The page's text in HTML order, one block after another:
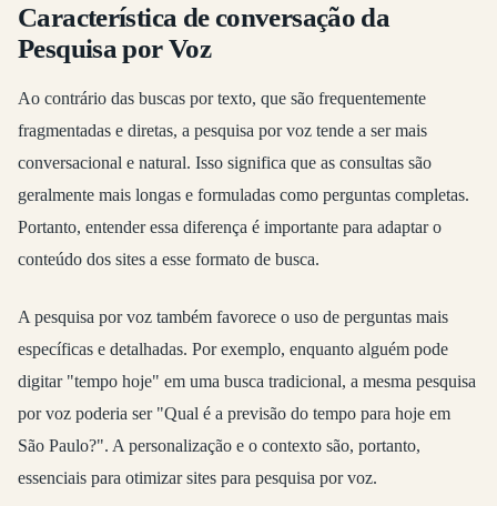
Característica de conversação da
Pesquisa por Voz
Ao contrário das buscas por texto, que são frequentemente
fragmentadas e diretas, a pesquisa por voz tende a ser mais
conversacional e natural. Isso significa que as consultas são
geralmente mais longas e formuladas como perguntas completas.
Portanto, entender essa diferença é importante para adaptar o
conteúdo dos sites a esse formato de busca.
A pesquisa por voz também favorece o uso de perguntas mais
específicas e detalhadas. Por exemplo, enquanto alguém pode
digitar "tempo hoje" em uma busca tradicional, a mesma pesquisa
por voz poderia ser "Qual é a previsão do tempo para hoje em
São Paulo?". A personalização e o contexto são, portanto,
essenciais para otimizar sites para pesquisa por voz.